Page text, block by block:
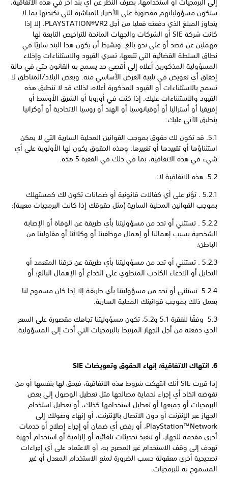
إلى البرمجيات أو استخدامها، بصرف النظر عن أي بند آخر في هذه الاتفاقية،
ستكون مسؤولياتهم مقصورة على الأضرار المباشرة التي تكبدتها بما لا
يتجاوز المبلغ الذي دفعته فعليا من أجل PLAYSTATION®VR2، إلا إذا
كانت شركة SIE أو الشركات والجهات المانحة للتراخيص التابعة لها
مهملين عن قصد أو على نحو بالغ. وبشرط أن يكون هذا البند ساريًا في
نطاق السلطة القضائية التي تتبعها، تسري القيود والاستثناءات وإخلاء
المسؤولية المذكورين أعلاه إلى أقصى حد يسمح به القانون حتى في حالة
إخفاق أي تعويض في تلبية الغرض الأساسي منه. وبعض البلاد/المناطق لا
تسمح بالاستثناءات أو القيود المذكورة أعلاه، لذلك قد لا تنطبق هذه
القيود والاستثناءات عليك. إذا كنت في أوروبا أو الشرق الأوسط أو
إفريقيا أو أستراليا أو أوقيانوسيا أو الهند أو روسيا الاتحادية أو أوكرانيا
ينطبق الآتي عليك:
‏5.1. قد تكون لك حقوق بموجب القوانين المحلية السارية التي لا يمكن
استثناؤها أو تقييدها أو تغييرها. وهذه الحقوق يكون لها الأولوية على أي
شيء في هذه الاتفاقية، بما في ذلك في الفقرة 5 هذه.
5.2.1 ‏. تؤثر على أي كفالات قانونية أو ضمانات تكون لك كمستهلك
بموجب القوانين المحلية السارية (مثل حقوقك إذا كانت البرمجيات معيبة)؛
5.2.2 ‏. تستثني أو تحد من مسؤوليتنا بأي طريقة عن الوفاة أو الإصابة
الشخصية بسبب إهمالنا أو إهمال موظفينا أو وكلائنا أو مقاولينا من
الباطن؛
5.2.3 ‏. تستثني أو تحد من مسؤوليتنا بأي طريقة عن خرقنا المتعمد أو
التحايل أو الادعاء الكاذب المنطوي على الخداع أو الإهمال البالغ؛ أو
5.2.4 تستثني أو تحد من مسؤوليتنا بأي طريقة إلا إذا كان مسموح لنا
بعمل ذلك بموجب قوانينك المحلية السارية.
5.3 ‏ وفقًا للفقرة 5.1 و5.2، تكون مسؤوليتنا تجاهك مقصورة على السعر
الذي دفعته من أجل الجهاز المرتبط بالبرمجيات التي أدت إلى المسؤولية.
6. انتهاك الاتفاقية؛ إنهاء الحقوق وتعويضات SIE
إذا قررت SIE أنك انتهكت شروط هذه الاتفاقية، فيحق لها بنفسها أو من
تفوضه اتخاذ أي إجراء لحماية مصالحها مثل تعطيل الوصول إلى بعض
البرمجيات أو جميعها أو تعطيل استخدامها كذلك، أو تعطيل استخدام
الجهاز عبر الإنترنت أو دون الاتصال بالإنترنت، أو إنهاء وصولك إلى
PlayStation™Network، أو رفض أي ضمان أو إجراء إصلاح أو خدمات
أخرى مقدمة للجهاز، أو تنفيذ تحديثات تلقائية أو إلزامية أو استخدام أجهزة
تهدف إلى وقف الاستخدام غير المصرح به، أو الاعتماد على أي إجراءات
تصحيحية أخرى معقولة حسب الضرورة لمنع الاستخدام المعدل أو غير
المسموح به للبرمجيات.